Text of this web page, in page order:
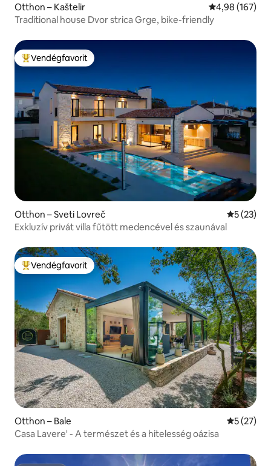
Otthon – Kaštelir Átlagos
4,98 (167)
Traditional house Dvor strica Grge, bike-friendly
Kiemelt vendégfavorit
Vendégfavorit
Otthon – Sveti Lovreč Átlagos
5 (23)
Exkluzív privát villa fűtött medencével és szaunával
Kiemelt vendégfavorit
Vendégfavorit
Otthon – Bale Átlagos
5 (27)
Casa Lavere' - A természet és a hitelesség oázisa